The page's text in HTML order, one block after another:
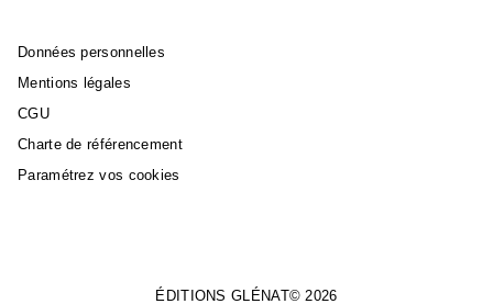
Données personnelles
Mentions légales
CGU
Charte de référencement
Paramétrez vos cookies
ÉDITIONS GLÉNAT© 2026